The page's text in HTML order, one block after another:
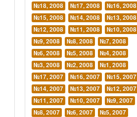
№18, 2008
№17, 2008
№16, 2008
№15, 2008
№14, 2008
№13, 2008
№12, 2008
№11, 2008
№10, 2008
№9, 2008
№8, 2008
№7, 2008
№6, 2008
№5, 2008
№4, 2008
№3, 2008
№2, 2008
№1, 2008
№17, 2007
№16, 2007
№15, 2007
№14, 2007
№13, 2007
№12, 2007
№11, 2007
№10, 2007
№9, 2007
№8, 2007
№6, 2007
№5, 2007